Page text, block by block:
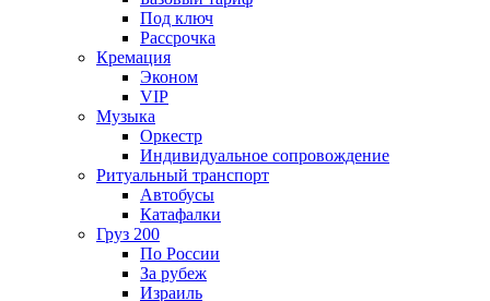
Под ключ
Рассрочка
Кремация
Эконом
VIP
Музыка
Оркестр
Индивидуальное сопровождение
Ритуальный транспорт
Автобусы
Катафалки
Груз 200
По России
За рубеж
Израиль